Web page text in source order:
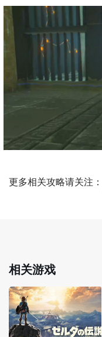
更多相关攻略请关注：
相关游戏